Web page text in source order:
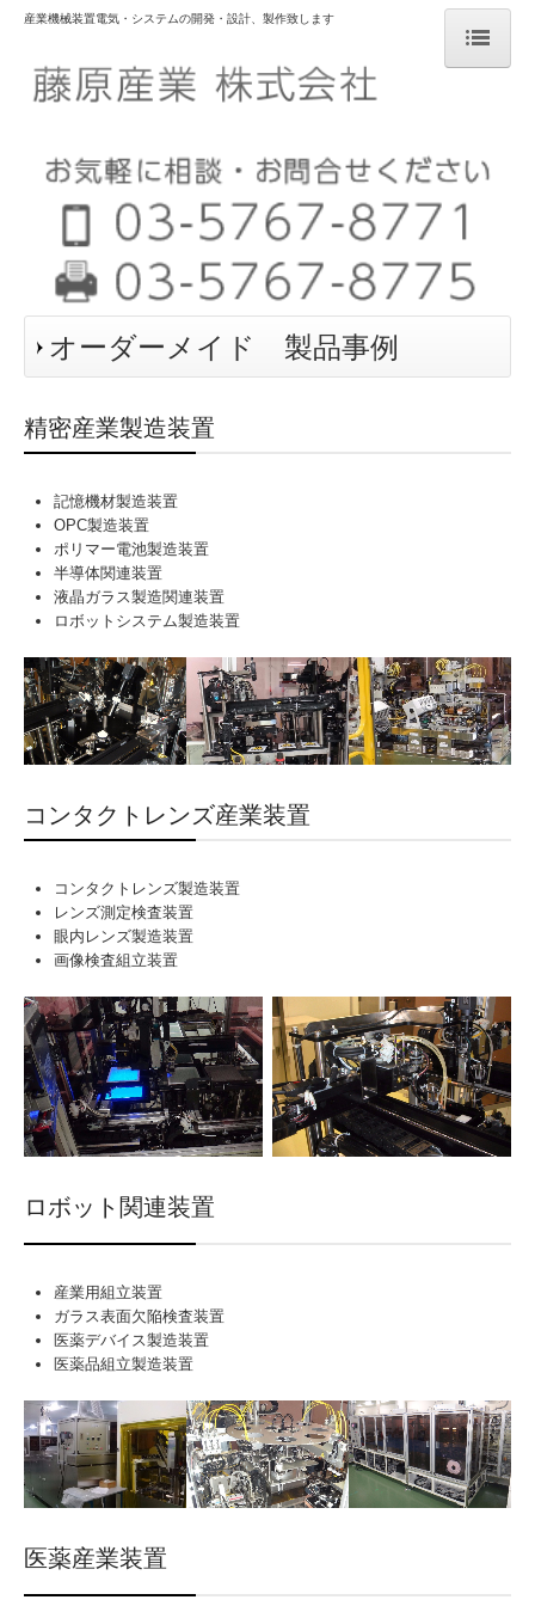
ホーム
藤原産業の強み
本社
第二工場
お取引の流れ
求人案内
お問合せ
個人情報保護方針
産業機械装置電気・システムの開発・設計、製作致します
オーダーメイド 製品事例
精密産業製造装置
記憶機材製造装置
OPC製造装置
ポリマー電池製造装置
半導体関連装置
液晶ガラス製造関連装置
ロボットシステム製造装置
コンタクトレンズ産業装置
コンタクトレンズ製造装置
レンズ測定検査装置
眼内レンズ製造装置
画像検査組立装置
ロボット関連装置
産業用組立装置
ガラス表面欠陥検査装置
医薬デバイス製造装置
医薬品組立製造装置
医薬産業装置